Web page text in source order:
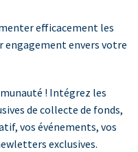
efficacement les
engagement envers votre
! Intégrez les
de collecte de fonds,
vos événements, vos
exclusives.